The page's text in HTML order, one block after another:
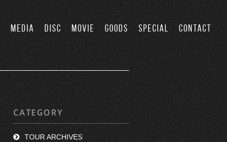
MEDIA DISC MOVIE GOODS SPECIAL CONTACT
CATEGORY
TOUR ARCHIVES